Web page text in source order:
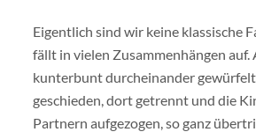
Eigentlich sind wir keine klassische
fällt in vielen Zusammenhängen auf.
kunterbunt durcheinander
geschieden, dort getrennt und die
Partnern aufgezogen, so ganz